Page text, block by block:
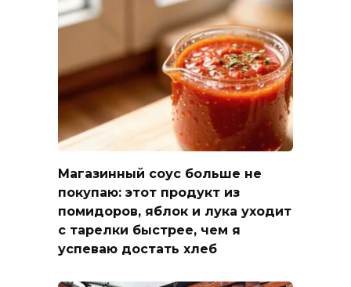
Магазинный соус больше не
покупаю: этот продукт из
помидоров, яблок и лука уходит
с тарелки быстрее, чем я
успеваю достать хлеб